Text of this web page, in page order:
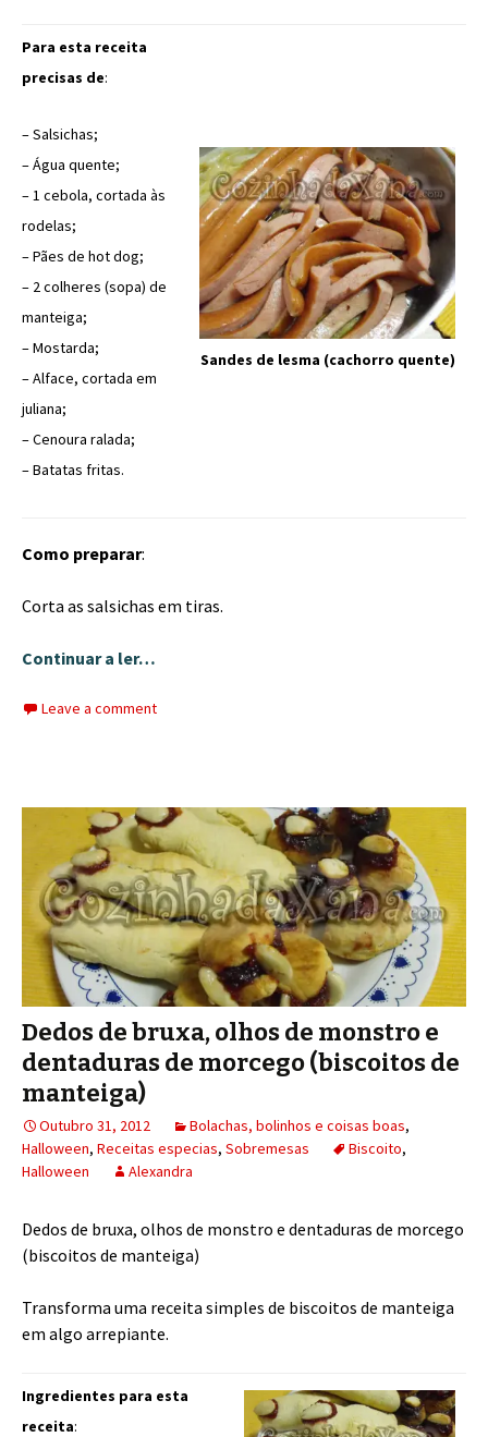
Para esta receita
precisas de:
– Salsichas;
– Água quente;
– 1 cebola, cortada às
rodelas;
– Pães de hot dog;
– 2 colheres (sopa) de
manteiga;
– Mostarda;
– Alface, cortada em
juliana;
– Cenoura ralada;
– Batatas fritas.
Sandes de lesma (cachorro quente)
Como preparar:
Corta as salsichas em tiras.
Continuar a ler…
Leave a comment
Dedos de bruxa, olhos de monstro e
dentaduras de morcego (biscoitos de
manteiga)
Outubro 31, 2012 Bolachas, bolinhos e coisas boas,
Halloween, Receitas especias, Sobremesas Biscoito,
Halloween
Alexandra
Dedos de bruxa, olhos de monstro e dentaduras de morcego
(biscoitos de manteiga)
Transforma uma receita simples de biscoitos de manteiga
em algo arrepiante.
Ingredientes para esta
receita: